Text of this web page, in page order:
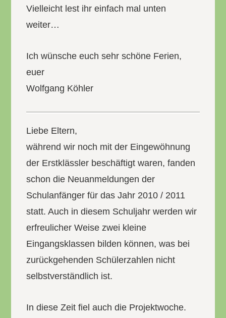
Vielleicht lest ihr einfach mal unten
weiter…
Ich wünsche euch sehr schöne Ferien,
euer
Wolfgang Köhler
Liebe Eltern,
während wir noch mit der Eingewöhnung
der Erstklässler beschäftigt waren, fanden
schon die Neuanmeldungen der
Schulanfänger für das Jahr 2010 / 2011
statt. Auch in diesem Schuljahr werden wir
erfreulicher Weise zwei kleine
Eingangsklassen bilden können, was bei
zurückgehenden Schülerzahlen nicht
selbstverständlich ist.
In diese Zeit fiel auch die Projektwoche.